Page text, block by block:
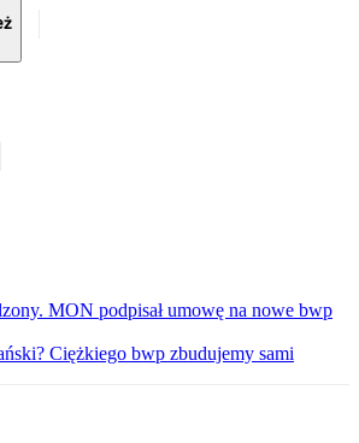
MON podpisał umowę na nowe bwp
Ciężkiego bwp zbudujemy sami